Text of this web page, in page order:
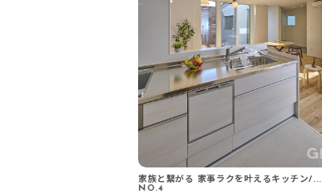
家族と繋がる 家事ラクを叶えるキッチン/...
NO.4